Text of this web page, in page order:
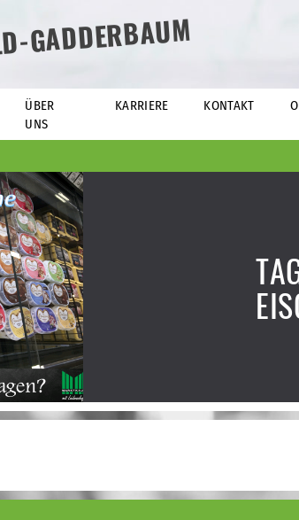
GADDERBAUM
ÜBER
UNS
KARRIERE KONTAKT